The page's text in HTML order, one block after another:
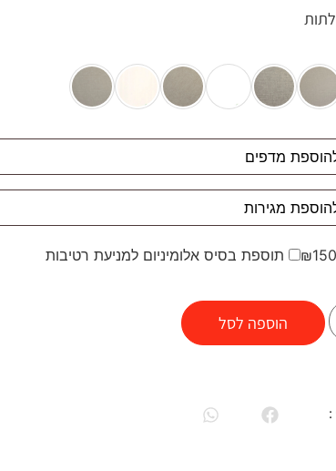
תוספת בסיס אלומיניום למניעת רטיבות ₪150
הוספה לסל
: